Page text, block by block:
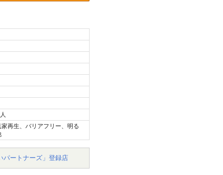
再生、バリアフリー、明る
パートナーズ」登録店